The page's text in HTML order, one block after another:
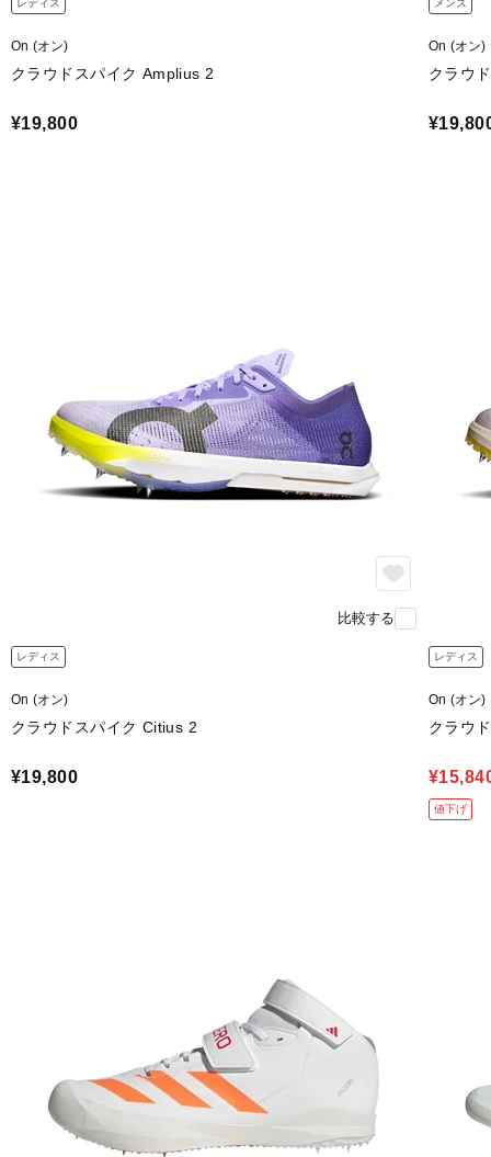
レディス
On (オン)
クラウドスパイク Amplius 2
¥19,800
メンズ
On (オン)
クラウ
比較する
レディス
On (オン)
クラウドスパイク Citius 2
¥19,800
レディス
On (オン)
クラウ
値下げ